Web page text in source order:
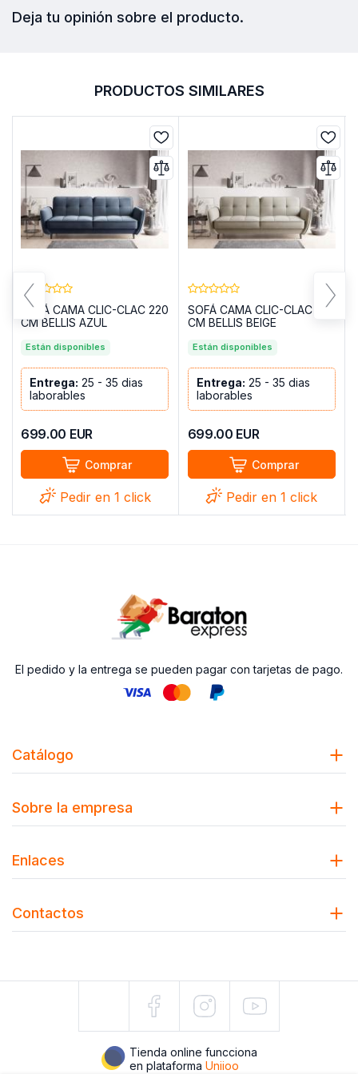
Deja tu opinión sobre el producto.
PRODUCTOS SIMILARES
SOFÁ CAMA CLIC-CLAC 220
CM BELLIS AZUL
Están disponibles
Entrega: 25 - 35 dias
laborables
699.00 EUR
Comprar
Pedir en 1 click
SOFÁ CAMA CLIC-CLAC 220
CM BELLIS BEIGE
Están disponibles
Entrega: 25 - 35 dias
laborables
699.00 EUR
Comprar
Pedir en 1 click
El pedido y la entrega se pueden pagar con tarjetas de pago.
Catálogo
Sobre la empresa
Enlaces
Contactos
Tienda online funcciona
en plataforma Uniioo